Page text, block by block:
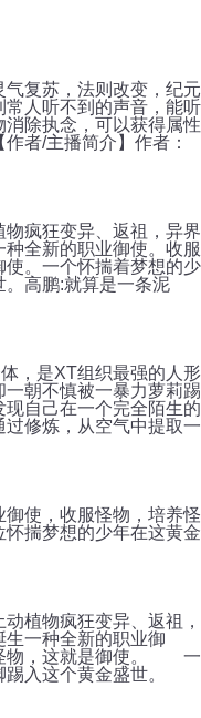
气复苏，法则改变，纪元
人听不到的声音，能听
除执念，可以获得属性
者/主播简介】作者：
疯狂变异、返祖，异界
全新的职业御使。收服
。一个怀揣着梦想的少
高鹏:就算是一条泥
，是XT组织最强的人形
朝不慎被一暴力萝莉踢
自己在一个完全陌生的
修炼，从空气中提取一
使，收服怪物，培养怪
揣梦想的少年在这黄金
植物疯狂变异、返祖，
一种全新的职业御
物，这就是御使。 一
踢入这个黄金盛世。